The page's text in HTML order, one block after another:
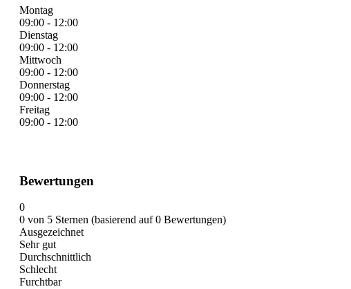
Montag
09:00 - 12:00
Dienstag
09:00 - 12:00
Mittwoch
09:00 - 12:00
Donnerstag
09:00 - 12:00
Freitag
09:00 - 12:00
Bewertungen
0
0 von 5 Sternen (basierend auf 0 Bewertungen)
Ausgezeichnet
Sehr gut
Durchschnittlich
Schlecht
Furchtbar